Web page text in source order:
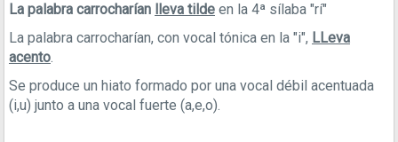
La palabra carrocharían lleva tilde en la 4ª sílaba "rí"
La palabra carrocharían, con vocal tónica en la "i", LLeva
acento.
Se produce un hiato formado por una vocal débil acentuada
(i,u) junto a una vocal fuerte (a,e,o).